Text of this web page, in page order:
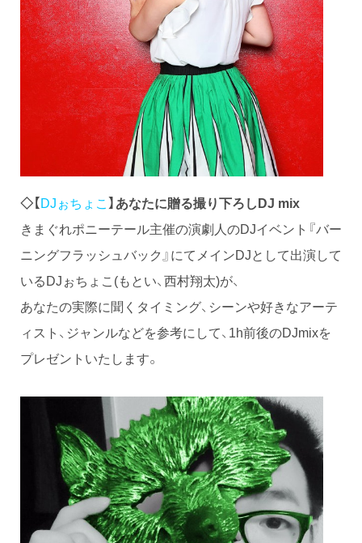
◇【DJぉちょこ】あなたに贈る撮り下ろしDJ mix
きまぐれポニーテール主催の演劇人のDJイベント『バー
ニングフラッシュバック』にてメインDJとして出演して
いるDJぉちょこ(もとい、西村翔太)が、
あなたの実際に聞くタイミング、シーンや好きなアーテ
ィスト、ジャンルなどを参考にして、1h前後のDJmixを
プレゼントいたします。